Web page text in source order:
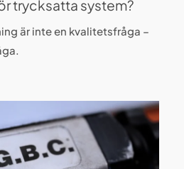
trycksatta system?
är inte en kvalitetsfråga –